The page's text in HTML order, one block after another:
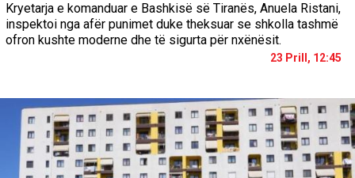
Kryetarja e komanduar e Bashkisë së Tiranës, Anuela Ristani,
inspektoi nga afër punimet duke theksuar se shkolla tashmë
ofron kushte moderne dhe të sigurta për nxënësit.
23 Prill, 12:45